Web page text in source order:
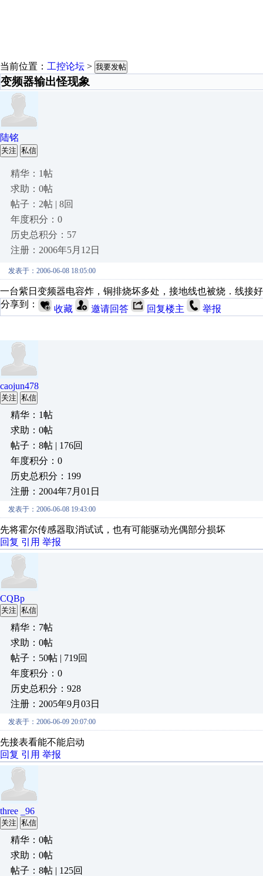
当前位置： 工控论坛 > 我要发帖
变频器输出怪现象
陆铭
关注 私信
精华：1帖
求助：0帖
帖子：2帖 | 8回
年度积分：0
历史总积分：57
注册：2006年5月12日
发表于：2006-06-08 18:05:00
一台紫日变频器电容炸，铜排烧坏多处，接地线也被烧．线接
分享到：
收藏 邀请回答 回复楼主 举报
caojun478
关注 私信
精华：1帖
求助：0帖
帖子：8帖 | 176回
年度积分：0
历史总积分：199
注册：2004年7月01日
发表于：2006-06-08 19:43:00
先将霍尔传感器取消试试，也有可能驱动光偶部分损坏
回复 引用 举报
CQBp
关注 私信
精华：7帖
求助：0帖
帖子：50帖 | 719回
年度积分：0
历史总积分：928
注册：2005年9月03日
发表于：2006-06-09 20:07:00
先接表看能不能启动
回复 引用 举报
three _96
关注 私信
精华：0帖
求助：0帖
帖子：8帖 | 125回